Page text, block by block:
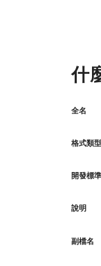
什
全名
格式類型
開發標準
說明
副檔名